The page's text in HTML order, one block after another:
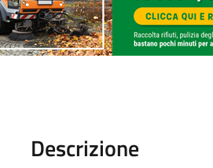
Descrizione